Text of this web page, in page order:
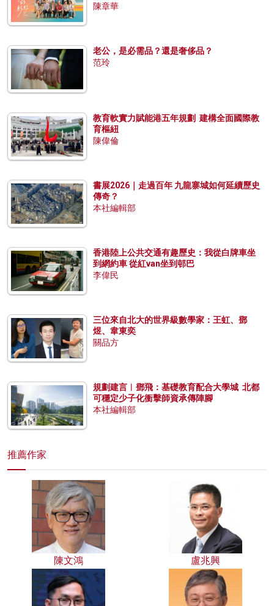
陳章華
老公，是必需品？還是奢侈品？
范玲
教育軟實力賦能港五年規劃 建構全面國際教
育樞紐
陳偉倫
書展2026｜走過百年 九龍寨城如何延續歷史
傳奇？
本社編輯部
香港陸上公共交通有趣歷史：我從白牌車坐
到網約車 從紅van坐到邨巴
李偉民
三位來自北大的世界級數學家：王虹、鄧
煜、韋東奕
關品方
規劃建言︱鄧飛：基礎教育配合大學城 北都
可穩定少子化衝擊師資承傳陣腳
本社編輯部
推薦作家
陳文鴻 盧兆興